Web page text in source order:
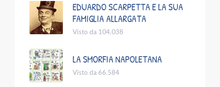
EDUARDO SCARPETTA E LA SUA
FAMIGLIA ALLARGATA
Visto da 104.038
LA SMORFIA NAPOLETANA
Visto da 66.584